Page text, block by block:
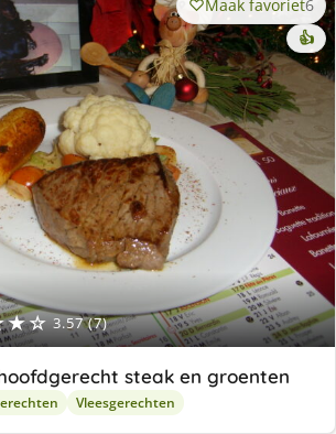
3.57 (7)
Maak favoriet6
👍
steak en groenten
Vleesgerechten